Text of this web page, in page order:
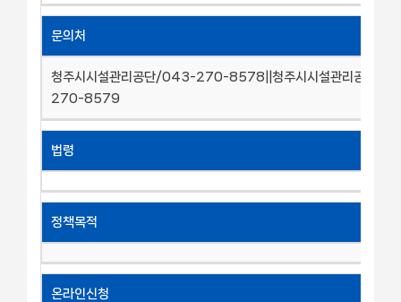
문의처
청주시시설관리공단/043-270-8578||청주시시설관리공단/
270-8579
법령
정책목적
온라인신청